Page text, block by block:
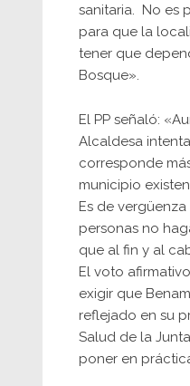
sanitaria. No es
para que la
tener que
Bosque».
El PP señaló:
Alcaldesa
corresponde
municipio
Es de
personas no
que al fin y al
El voto
exigir que
reflejado en su
Salud de la
poner en